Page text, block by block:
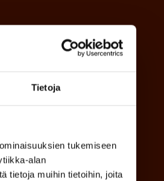
Tietoja
tukemiseen
alan
tietoja muihin tietoihin, joita